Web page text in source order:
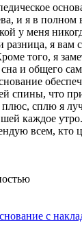
и я в
у меня
я вам
того, я
и общего
спины, что
плюс, сплю я
каждое
всем, кто
с